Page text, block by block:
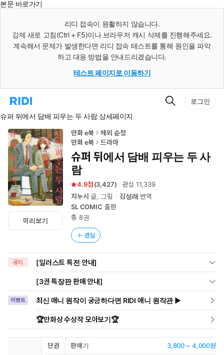
본문 바로가기
리디 접속이 원활하지 않습니다.
강제 새로 고침(Ctrl + F5)이나 브라우저 캐시 삭제를 진행해주세요.
계속해서 문제가 발생한다면 리디 접속 테스트를 통해 원인을 파악
하고 대응 방법을 안내드리겠습니다.
테스트 페이지로 이동하기
리
홈
로
이
동
검
로그인
슈퍼 뒤에서 담배 피우는 두 사람 상세페이지
미리보기
만화 e북
해외 순정
만화 e북
드라마
슈퍼 뒤에서 담배 피우는 두 사
람
4.9 (3,427) 관심11,339
지누시 글, 그림 김성래 번역
SL COMIC 출판
총 8권
관심
공지 [일러스트 특전 안내]
[3권 특장판 판매 안내]
이벤트 최신 애니 원작이 궁금하다면 RIDI 애니 원작관 ▶
🏆만화상 수상작 모아보기🏆
단권 판매가 3,800 ~ 4,000원